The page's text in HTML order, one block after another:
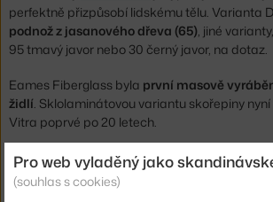
perfektně přizpůsobí lidskému tělu. Varianta
podnož z jasanového dřeva (65), jiné
95 tmavý javor nebo 30 černý javor, na dotaz.
Eames Fiberglass byla první masově
židlí . Sklolaminátovou variantu skořepiny
Vitra poprvé po 20 letech.
Výška:
83 cm
Výška sedáku: 43 cm
Pro web vyladěný jako
(souhlas s cookies)